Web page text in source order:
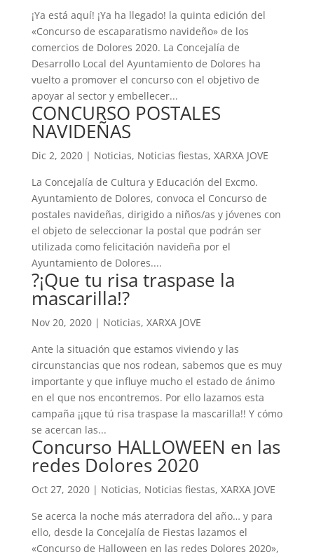
¡Ya está aquí! ¡Ya ha llegado! la quinta edición del
«Concurso de escaparatismo navideño» de los
comercios de Dolores 2020. La Concejalía de
Desarrollo Local del Ayuntamiento de Dolores ha
vuelto a promover el concurso con el objetivo de
apoyar al sector y embellecer...
CONCURSO POSTALES
NAVIDEÑAS
Dic 2, 2020| Noticias, Noticias fiestas, XARXA JOVE
La Concejalía de Cultura y Educación del Excmo.
Ayuntamiento de Dolores, convoca el Concurso de
postales navideñas, dirigido a niños/as y jóvenes con
el objeto de seleccionar la postal que podrán ser
utilizada como felicitación navideña por el
Ayuntamiento de Dolores....
?¡Que tu risa traspase la
mascarilla!?
Nov 20, 2020| Noticias, XARXA JOVE
Ante la situación que estamos viviendo y las
circunstancias que nos rodean, sabemos que es muy
importante y que influye mucho el estado de ánimo
en el que nos encontremos. Por ello lazamos esta
campaña ¡¡que tú risa traspase la mascarilla!! Y cómo
se acercan las...
Concurso HALLOWEEN en las
redes Dolores 2020
Oct 27, 2020| Noticias, Noticias fiestas, XARXA JOVE
Se acerca la noche más aterradora del año… y para
ello, desde la Concejalía de Fiestas lazamos el
«Concurso de Halloween en las redes Dolores 2020»,